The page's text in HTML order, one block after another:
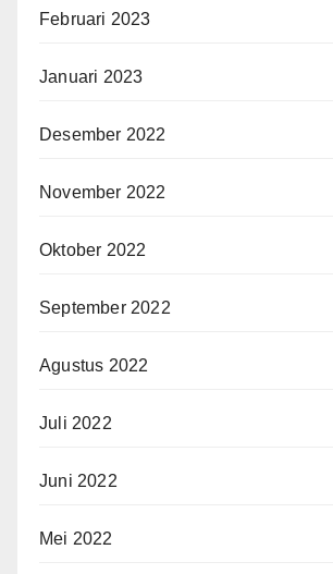
Februari 2023
Januari 2023
Desember 2022
November 2022
Oktober 2022
September 2022
Agustus 2022
Juli 2022
Juni 2022
Mei 2022